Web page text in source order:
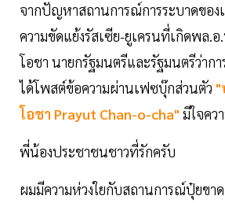
จากปัญหาสถานการณ์การระบาดขอ
ความขัดแย้งรัสเซีย-ยูเครนที่เกิดพล.
โอชา นายกรัฐมนตรีและรัฐมนตรีว่ากา
ได้โพสต์ข้อความผ่านเฟซบุ๊กส่วนตัว "
โอชา Prayut Chan-o-cha" มีใจคว
พี่น้องประชาชนชาวที่รักครับ
ผมมีความห่วงใยกับสถานการณ์ปุ๋ยขา